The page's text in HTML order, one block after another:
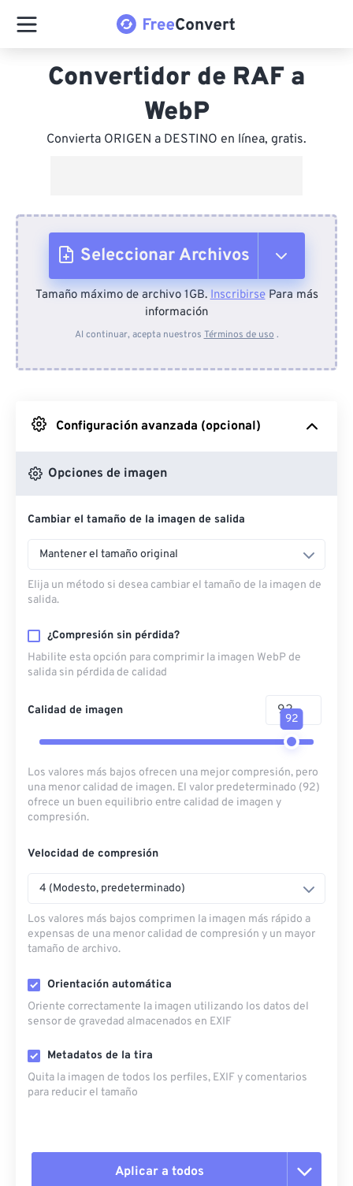
Convertidor de RAF a
WebP
Convierta ORIGEN a DESTINO en línea, gratis.
Seleccionar Archivos
Desde el dispositivo
Desde Google Drive
Desde OneDrive
Desde URL
Tamaño máximo de archivo 1GB.InscribirsePara más
información
Al continuar, acepta nuestros Términos de uso .
Configuración avanzada (opcional)
Opciones de imagen
Cambiar el tamaño de la imagen de salida
Mantener el tamaño original
Elija un método si desea cambiar el tamaño de la imagen de
salida.
¿Compresión sin pérdida?
Habilite esta opción para comprimir la imagen WebP de
salida sin pérdida de calidad
Calidad de imagen
92
Los valores más bajos ofrecen una mejor compresión, pero
una menor calidad de imagen. El valor predeterminado (92)
ofrece un buen equilibrio entre calidad de imagen y
compresión.
Velocidad de compresión
4 (Modesto, predeterminado)
Los valores más bajos comprimen la imagen más rápido a
expensas de una menor calidad de compresión y un mayor
tamaño de archivo.
Orientación automática
Oriente correctamente la imagen utilizando los datos del
sensor de gravedad almacenados en EXIF
Metadatos de la tira
Quita la imagen de todos los perfiles, EXIF ​​y comentarios
para reducir el tamaño
Aplicar a todos